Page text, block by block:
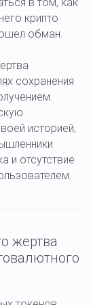
крипто
обман.
сохранения
историей,
и отсутствие
жертва